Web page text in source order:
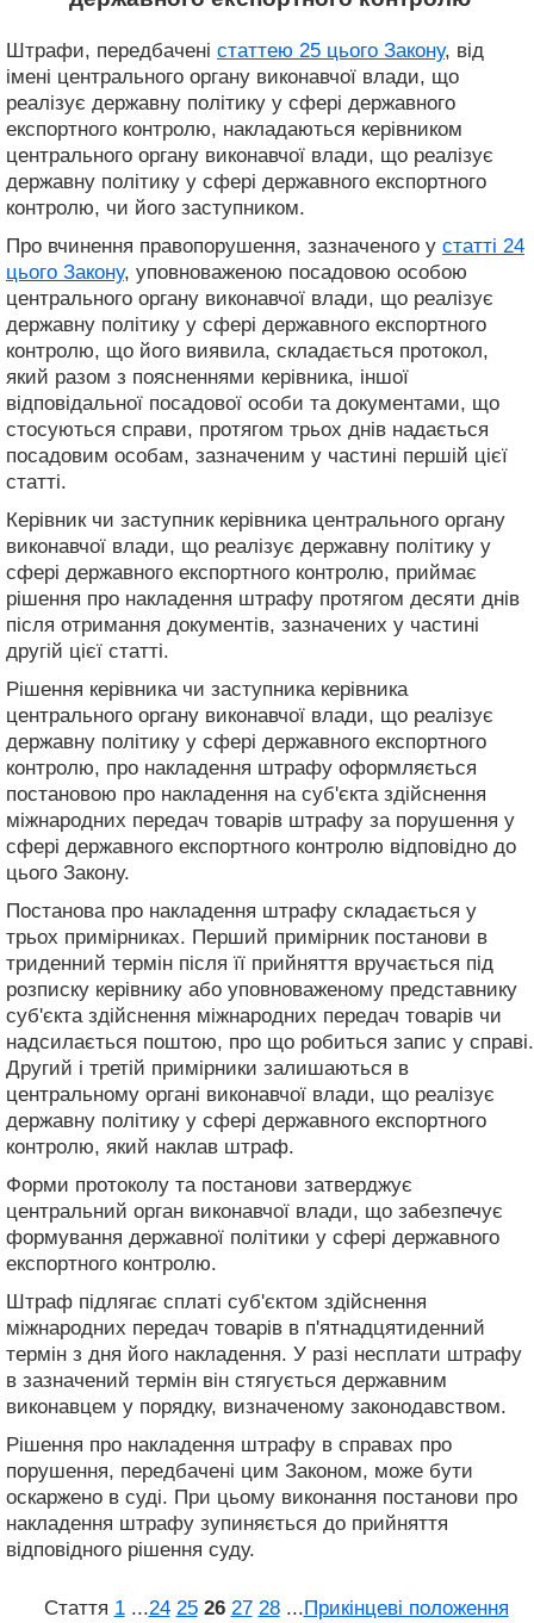
Штрафи, передбачені статтею 25 цього Закону, від
імені центрального органу виконавчої влади, що
реалізує державну політику у сфері державного
експортного контролю, накладаються керівником
центрального органу виконавчої влади, що реалізує
державну політику у сфері державного експортного
контролю, чи його заступником.
Про вчинення правопорушення, зазначеного у статті 24
цього Закону, уповноваженою посадовою особою
центрального органу виконавчої влади, що реалізує
державну політику у сфері державного експортного
контролю, що його виявила, складається протокол,
який разом з поясненнями керівника, іншої
відповідальної посадової особи та документами, що
стосуються справи, протягом трьох днів надається
посадовим особам, зазначеним у частині першій цієї
статті.
Керівник чи заступник керівника центрального органу
виконавчої влади, що реалізує державну політику у
сфері державного експортного контролю, приймає
рішення про накладення штрафу протягом десяти днів
після отримання документів, зазначених у частині
другій цієї статті.
Рішення керівника чи заступника керівника
центрального органу виконавчої влади, що реалізує
державну політику у сфері державного експортного
контролю, про накладення штрафу оформляється
постановою про накладення на суб'єкта здійснення
міжнародних передач товарів штрафу за порушення у
сфері державного експортного контролю відповідно до
цього Закону.
Постанова про накладення штрафу складається у
трьох примірниках. Перший примірник постанови в
триденний термін після її прийняття вручається під
розписку керівнику або уповноваженому представнику
суб'єкта здійснення міжнародних передач товарів чи
надсилається поштою, про що робиться запис у справі.
Другий і третій примірники залишаються в
центральному органі виконавчої влади, що реалізує
державну політику у сфері державного експортного
контролю, який наклав штраф.
Форми протоколу та постанови затверджує
центральний орган виконавчої влади, що забезпечує
формування державної політики у сфері державного
експортного контролю.
Штраф підлягає сплаті суб'єктом здійснення
міжнародних передач товарів в п'ятнадцятиденний
термін з дня його накладення. У разі несплати штрафу
в зазначений термін він стягується державним
виконавцем у порядку, визначеному законодавством.
Рішення про накладення штрафу в справах про
порушення, передбачені цим Законом, може бути
оскаржено в суді. При цьому виконання постанови про
накладення штрафу зупиняється до прийняття
відповідного рішення суду.
Стаття 1 ...24 25 26 27 28 ...Прикінцеві положення